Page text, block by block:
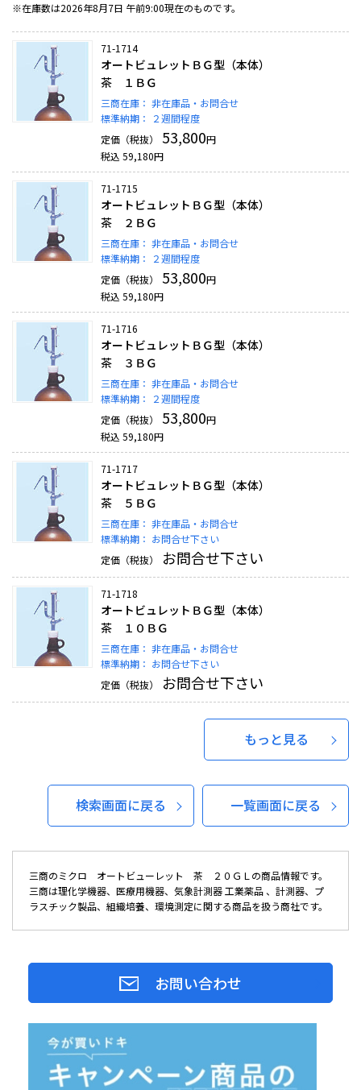
※在庫数は2026年8月7日 午前9:00現在のものです。
71-1714
オートビュレットＢＧ型（本体）
茶 １ＢＧ
三商在庫： 非在庫品・お問合せ
標準納期：
２週間程度
定価（税抜）
53,800円
税込 59,180円
71-1715
オートビュレットＢＧ型（本体）
茶 ２ＢＧ
三商在庫： 非在庫品・お問合せ
標準納期：
２週間程度
定価（税抜）
53,800円
税込 59,180円
71-1716
オートビュレットＢＧ型（本体）
茶 ３ＢＧ
三商在庫： 非在庫品・お問合せ
標準納期：
２週間程度
定価（税抜）
53,800円
税込 59,180円
71-1717
オートビュレットＢＧ型（本体）
茶 ５ＢＧ
三商在庫： 非在庫品・お問合せ
標準納期： お問合せ下さい
定価（税抜）
お問合せ下さい
71-1718
オートビュレットＢＧ型（本体）
茶 １０ＢＧ
三商在庫： 非在庫品・お問合せ
標準納期： お問合せ下さい
定価（税抜）
お問合せ下さい
もっと見る
検索画面に戻る 一覧画面に戻る
三商のミクロ オートビューレット 茶 ２０ＧＬの商品情報です。
三商は理化学機器、医療用機器、気象計測器 工業薬品 、計測器、プ
ラスチック製品、組織培養、環境測定に関する商品を扱う商社です。
お問い合わせ